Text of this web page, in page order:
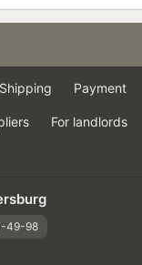
Shipping Payment
For landlords
49-98